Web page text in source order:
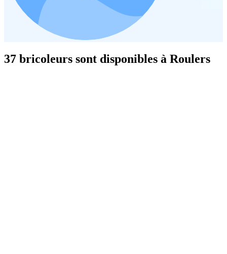
37 bricoleurs sont disponibles à Roulers